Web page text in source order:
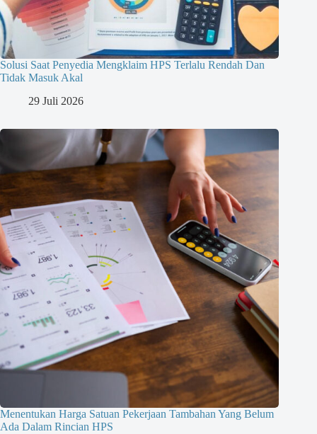
Solusi Saat Penyedia Mengklaim HPS Terlalu Rendah Dan
Tidak Masuk Akal
29 Juli 2026
Menentukan Harga Satuan Pekerjaan Tambahan Yang Belum
Ada Dalam Rincian HPS